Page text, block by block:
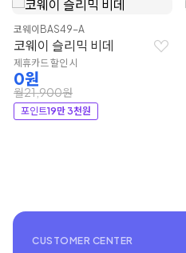
코웨이 BAS49-A
코웨이 슬리믹 비데
제휴카드 할인 시
0원
월21,900원
포인트19만 3천원
CUSTOMER CENTER